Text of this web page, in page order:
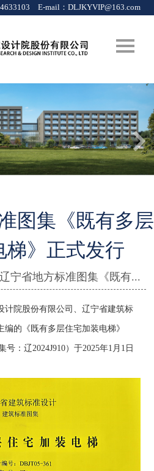
E-mail： DLJKYVIP@163.com
图集《既有多层
梯》正式发行
宁省地方标准图集《既有...
院股份有限公司、辽宁省建筑标
的《既有多层住宅加装电梯》
号：辽2024J910）于2025年1月1日